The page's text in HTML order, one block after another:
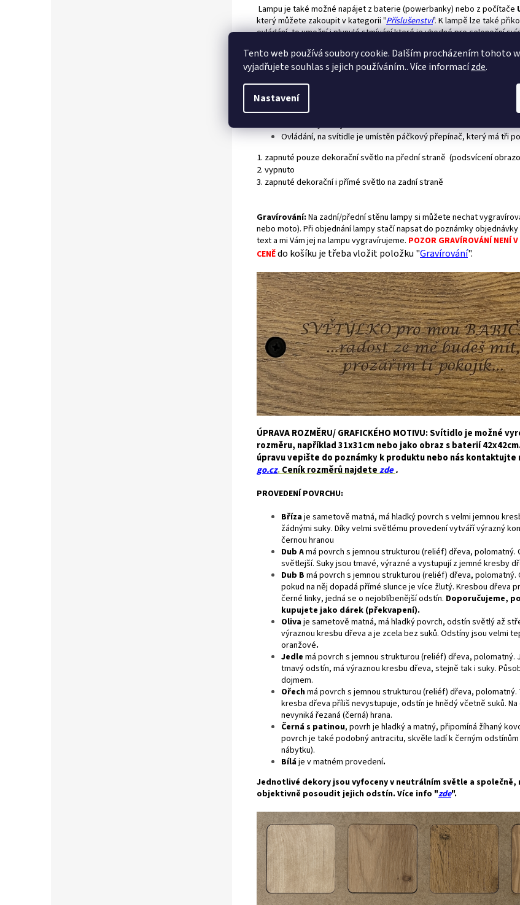
Tento web používá soubory cookie. Dalším procházením tohoto
vyjadřujete souhlas s jejich používáním.. Více informacízde.
Nastavení
Lampu je také možné napájet z baterie (powerbanky) nebo z počítače
který můžete zakoupit v kategorii "Příslušenství". K lampě lze také
ovládání, to umožní i plynulé stmívání které je vhodné pro celonoční
dětského pokoje, kdy lampičku necháme svítit celou noc, případně při
powerbanky - naleznete v kategorii"Příslušenství".
Součástí svítidla:
Stojánek
Ovládání, na svítidle je umístěn páčkový přepínač, který má tři
1. zapnuté pouze dekorační světlo na přední straně (podsvícení
2. vypnuto
3. zapnuté dekorační i přímé světlo na zadní straně
Gravírování: Na zadní/přední stěnu lampy si můžete nechat
nebo moto). Při objednání lampy stačí napsat do poznámky
text a mi Vám jej na lampu vygravírujeme. POZOR GRAVÍROVÁNÍ NENÍ
CENĚdo košíku je třeba vložit položku "Gravírování".
ÚPRAVA ROZMĚRU/ GRAFICKÉHO MOTIVU: Svítidlo je možné
rozměru, například 31x31cm nebo jako obraz s baterií
úpravu vepište do poznámky k produktu nebo nás kontaktujte
go.cz.Ceník rozměrů najdetezde.
PROVEDENÍ POVRCHU:
Břízaje sametově matná, má hladký povrch s velmi jemnou
žádnými suky. Díky velmi světlému provedení vytváří výrazný
černou hranou
Dub Amá povrch s jemnou strukturou (reliéf) dřeva, polomatný.
světlejší. Suky jsou tmavé, výrazné a vystupují z jemné kresby
Dub B má povrch s jemnou strukturou (reliéf) dřeva, polomatný.
pokud na něj dopadá přímé slunce je více žlutý. Kresbou dřeva
černé linky, jedná se o nejoblíbenější odstín. Doporučujeme,
kupujete jako dárek (překvapení).
Olivaje sametově matná, má hladký povrch, odstín světlý až
výraznou kresbu dřeva a je zcela bez suků. Odstíny jsou velmi
oranžové.
Jedle má povrch s jemnou strukturou (reliéf) dřeva, polomatný.
tmavý odstín, má výraznou kresbu dřeva, stejně tak i suky.
dojmem.
Ořechmá povrch s jemnou strukturou (reliéf) dřeva, polomatný.
kresba dřeva příliš nevystupuje, odstín je hnědý včetně suků.
nevyniká řezaná (černá) hrana.
Černá s patinou, povrh je hladký a matný, připomíná žíhaný
povrch je také podobný antracitu, skvěle ladí k černým
nábytku).
Bíláje v matném provedení.
Jednotlivé dekory jsou vyfoceny v neutrálním světle a
objektivně posoudit jejich odstín. Více info "zde".